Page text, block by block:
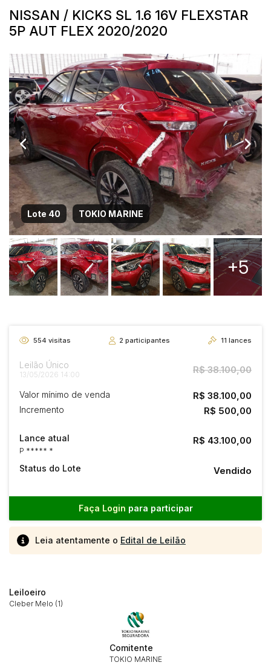
NISSAN / KICKS SL 1.6 16V FLEXSTAR
5P AUT FLEX 2020/2020
Lote 40 TOKIO MARINE
+5
554 visitas 2participantes 11 lances
Leilão Único
13/05/2026 14:00 R$ 38.100,00
Valor mínimo de venda R$ 38.100,00
Incremento R$ 500,00
Lance atual
P ***** *
R$ 43.100,00
Status do Lote Vendido
Faça Login para participar
Leia atentamente o Edital de Leilão
Leiloeiro
Cleber Melo (1)
Comitente
TOKIO MARINE